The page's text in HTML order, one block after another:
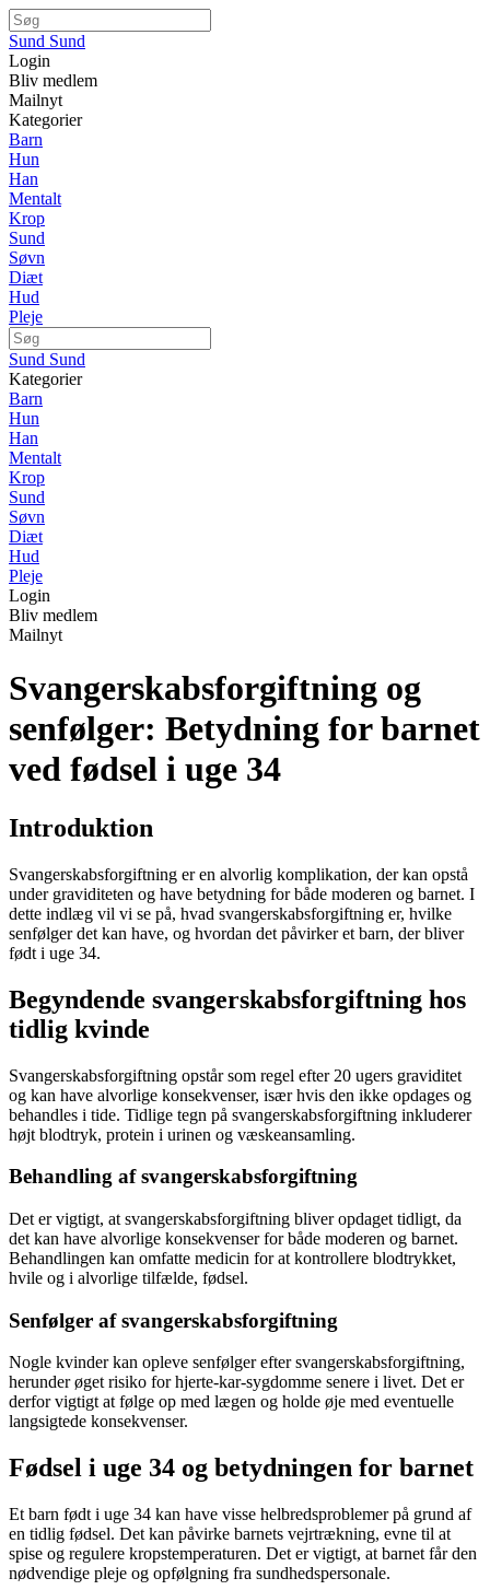
Sund Sund
Login
Bliv medlem
Mailnyt
Kategorier
Barn
Hun
Han
Mentalt
Krop
Sund
Søvn
Diæt
Hud
Pleje
Sund Sund
Kategorier
Barn
Hun
Han
Mentalt
Krop
Sund
Søvn
Diæt
Hud
Pleje
Login
Bliv medlem
Mailnyt
Svangerskabsforgiftning og
senfølger: Betydning for barnet
ved fødsel i uge 34
Introduktion
Svangerskabsforgiftning er en alvorlig komplikation, der kan opstå
under graviditeten og have betydning for både moderen og barnet. I
dette indlæg vil vi se på, hvad svangerskabsforgiftning er, hvilke
senfølger det kan have, og hvordan det påvirker et barn, der bliver
født i uge 34.
Begyndende svangerskabsforgiftning hos
tidlig kvinde
Svangerskabsforgiftning opstår som regel efter 20 ugers graviditet
og kan have alvorlige konsekvenser, især hvis den ikke opdages og
behandles i tide. Tidlige tegn på svangerskabsforgiftning inkluderer
højt blodtryk, protein i urinen og væskeansamling.
Behandling af svangerskabsforgiftning
Det er vigtigt, at svangerskabsforgiftning bliver opdaget tidligt, da
det kan have alvorlige konsekvenser for både moderen og barnet.
Behandlingen kan omfatte medicin for at kontrollere blodtrykket,
hvile og i alvorlige tilfælde, fødsel.
Senfølger af svangerskabsforgiftning
Nogle kvinder kan opleve senfølger efter svangerskabsforgiftning,
herunder øget risiko for hjerte-kar-sygdomme senere i livet. Det er
derfor vigtigt at følge op med lægen og holde øje med eventuelle
langsigtede konsekvenser.
Fødsel i uge 34 og betydningen for barnet
Et barn født i uge 34 kan have visse helbredsproblemer på grund af
en tidlig fødsel. Det kan påvirke barnets vejrtrækning, evne til at
spise og regulere kropstemperaturen. Det er vigtigt, at barnet får den
nødvendige pleje og opfølgning fra sundhedspersonale.